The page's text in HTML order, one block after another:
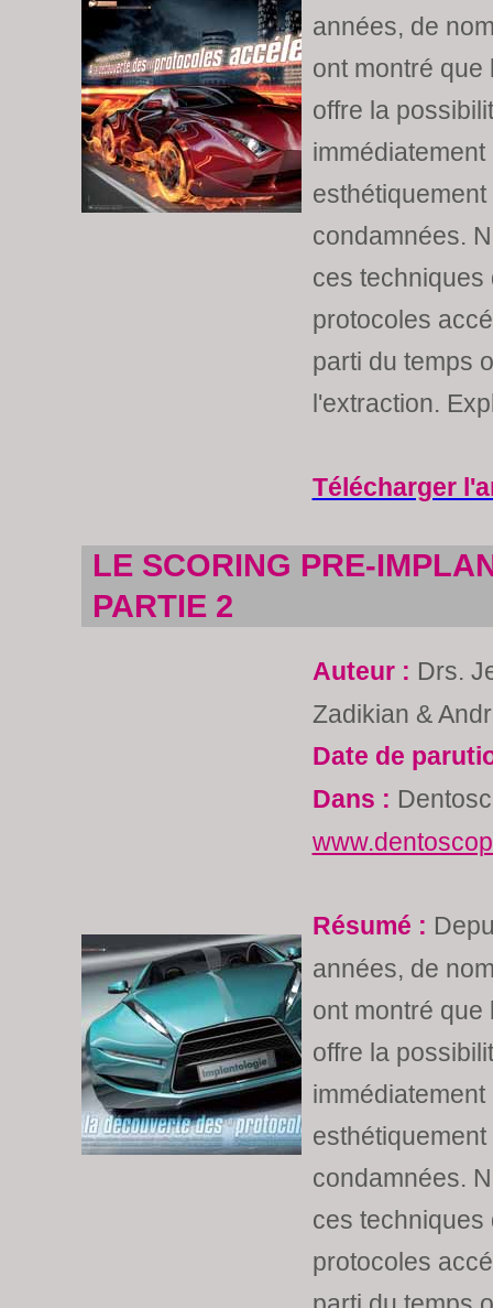
années, de
ont montré que
offre la
immédiatement
condamnées.
ces techniques
protocoles
parti du temps
l'extraction.
Télécharger
LE SCORING PRE-
PARTIE 2
Auteur : Drs.
Zadikian &
Date de
Dans :
Résumé :
années, de
ont montré que
offre la
immédiatement
condamnées.
ces techniques
protocoles